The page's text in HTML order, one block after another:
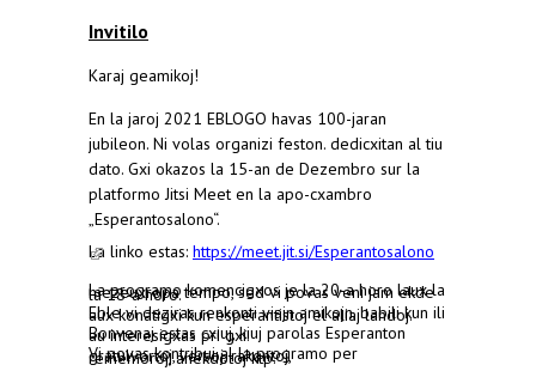
Invitilo
Karaj geamikoj!
En la jaroj 2021 EBLOGO havas 100-jaran
jubileon. Ni volas organizi feston. dedicxitan al tiu
dato. Gxi okazos la 15-an de Dezembro sur la
platformo Jitsi Meet en la apo-cxambro
„Esperantosalono“.
La linko estas: https://meet.jit.si/Esperantosalono
(link is external)
La programo komencigxos je la 20-a horo laux la mezeuxropa tempo, sed vi povas veni jam ekde la 18-a horo.
Eble vi deziras
renkonti viajn amikojn, babili kun ili aux konatigxi kun esperantistoj el aliaj landoj.
Bonvenaj estas cxiuj,
kiuj parolas Esperanton auinteresigxas pri gxi.
Vi povas kontribui al la programo per gratulvortoj, versoj, rakontoj, rememoroj, anekdotoj ktp.